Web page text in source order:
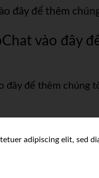
đây để thêm
vào đây
đây để thêm chúng
adipiscing elit, sed